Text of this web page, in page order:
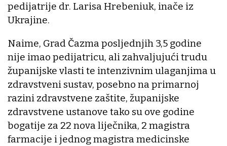
pedijatrije dr. Larisa Hrebeniuk, inače iz
Ukrajine.
Naime, Grad Čazma posljednjih 3,5 godine
nije imao pedijatricu, ali zahvaljujući trudu
županijske vlasti te intenzivnim ulaganjima u
zdravstveni sustav, posebno na primarnoj
razini zdravstvene zaštite, županijske
zdravstvene ustanove tako su ove godine
bogatije za 22 nova liječnika, 2 magistra
farmacije i jednog magistra medicinske